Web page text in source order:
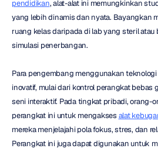
pendidikan, alat-alat ini memungkinkan
yang lebih dinamis dan nyata. Bayangkan
ruang kelas daripada di lab yang steril
simulasi penerbangan.
Para pengembang menggunakan
inovatif, mulai dari kontrol perangkat
seni interaktif. Pada tingkat pribadi, orang-
perangkat ini untuk mengakses alat
mereka menjelajahi pola fokus, stres, dan
Perangkat ini juga dapat digunakan untuk